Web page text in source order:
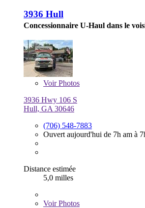
3936 Hull
Concessionnaire U-Haul dans le
VoirPhotos
3936 Hwy 106 S
Hull, GA 30646
(706) 548-7883
Ouvert aujourd'hui de 7h am à
Distance estimée
5,0 milles
VoirPhotos